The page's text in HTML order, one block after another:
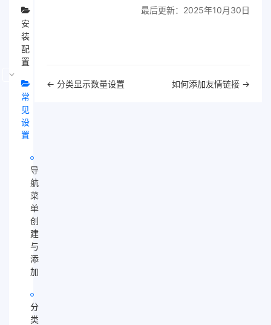
安
装
配
置
常
见
设
置
导
航
菜
单
创
建
与
添
加
分
类
最后更新：2025年10月30日
文
← 分类显示数量设置 如何添加友情链接 →